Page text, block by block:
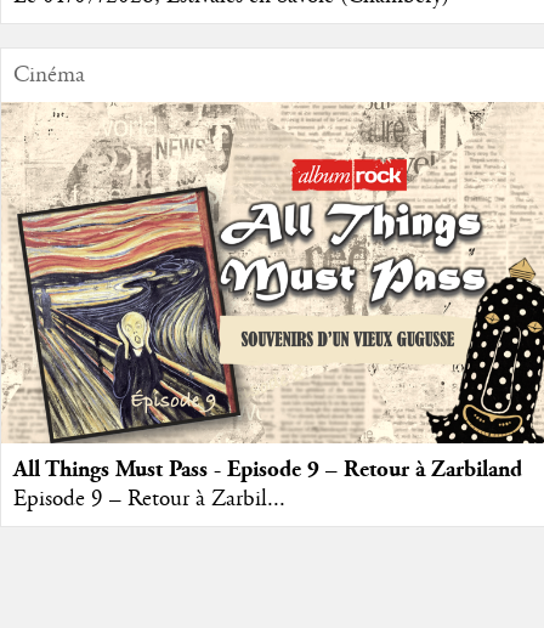
Cinéma
All Things Must Pass - Episode 9 – Retour à Zarbiland
Episode 9 – Retour à Zarbil...